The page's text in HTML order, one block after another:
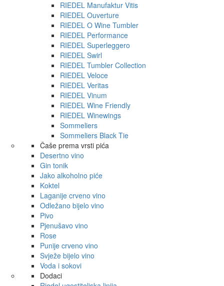
RIEDEL Manufaktur Vitis
RIEDEL Ouverture
RIEDEL O Wine Tumbler
RIEDEL Performance
RIEDEL Superleggero
RIEDEL Swirl
RIEDEL Tumbler Collection
RIEDEL Veloce
RIEDEL Veritas
RIEDEL Vinum
RIEDEL Wine Friendly
RIEDEL Winewings
Sommeliers
Sommeliers Black Tie
Čaše prema vrsti pića
Desertno vino
Gin tonik
Jako alkoholno piće
Koktel
Laganije crveno vino
Odležano bijelo vino
Pivo
Pjenušavo vino
Rose
Punije crveno vino
Svježe bijelo vino
Voda i sokovi
Dodaci